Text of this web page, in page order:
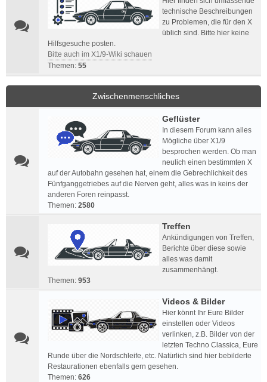
technische Beschreibungen
zu Problemen, die für den X
üblich sind. Bitte hier keine
Hilfsgesuche posten.
Bitte auch im X1/9-Wiki schauen
Themen: 55
Zwischenmenschliches
Geflüster
In diesem Forum kann alles
Mögliche über X1/9
besprochen werden. Ob man
neulich einen bestimmten X
auf der Autobahn gesehen hat, einem die Gebrechlichkeit des
Fünfganggetriebes auf die Nerven geht, alles was in keins der
anderen Foren reinpasst.
Themen: 2580
Treffen
Ankündigungen von Treffen,
Berichte über diese sowie
alles was damit
zusammenhängt.
Themen: 953
Videos & Bilder
Hier könnt Ihr Eure Bilder
einstellen oder Videos
verlinken, z.B. Bilder von der
letzten Techno Classica, Eure
Runde über die Nordschleife, etc. Natürlich sind hier bebilderte
Restaurationen ebenfalls gern gesehen.
Themen: 626